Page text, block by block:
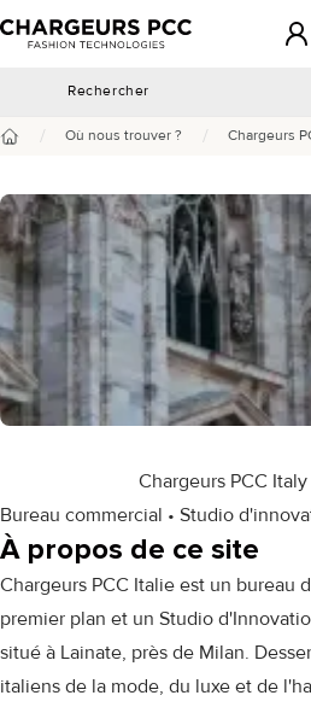
Chargeurs PCC
Rechercher
/ Où nous trouver ? / Chargeurs
Chargeurs PCC Italy
Bureau commercial • Studio
À propos de ce site
Chargeurs PCC Italie est un bureau
premier plan et un Studio
situé à Lainate, près de Milan.
italiens de la mode, du luxe et de